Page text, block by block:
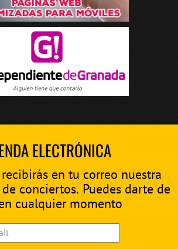
ELECTRÓNICA
en tu correo nuestra
conciertos. Puedes darte de
cualquier momento